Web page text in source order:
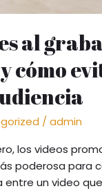
al
cómo
/admin
los videos
poderosa para
un video